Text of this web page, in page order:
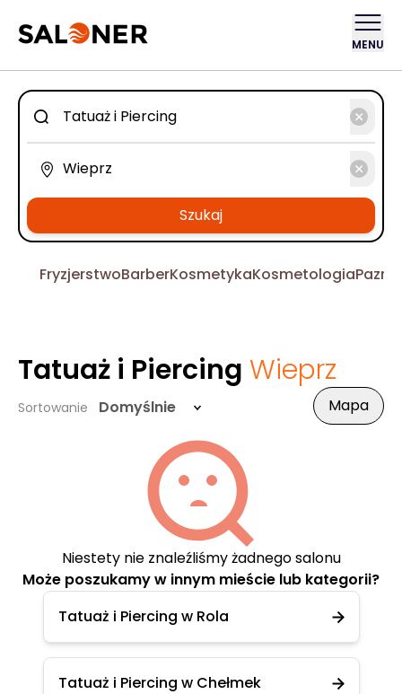
MENU
Szukaj
FryzjerstwoBarberKosmetykaKosmetologia
Tatuaż i Piercing Wieprz
Sortowanie Domyślnie Mapa
Niestety nie znaleźliśmy żadnego salonu
Może poszukamy w innym mieście lub kategorii?
Tatuaż i Piercing w Rola
Tatuaż i Piercing w Chełmek